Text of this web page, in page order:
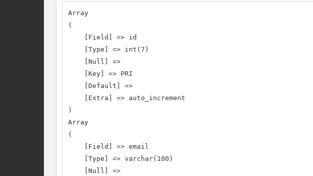
Array
(
    [Field] => id
    [Type] => int(7)
    [Null] =>
    [Key] => PRI
    [Default] =>
    [Extra] => auto_increment
)
Array
(
    [Field] => email
    [Type] => varchar(100)
    [Null] =>